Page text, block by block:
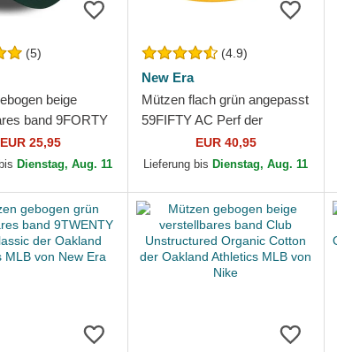
(5)
beige
band 9FORTY
der Oakland
von New Era
EUR 25,95
Dienstag, Aug. 11
(4.9)
New Era
Mützen flach grün angepasst
59FIFTY AC Perf der
Oakland Athletics MLB von
New Era
EUR 40,95
Lieferung bis Dienstag, Aug. 11